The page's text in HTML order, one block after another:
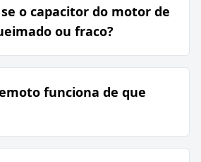
o capacitor do motor de
ou fraco?
funciona de que